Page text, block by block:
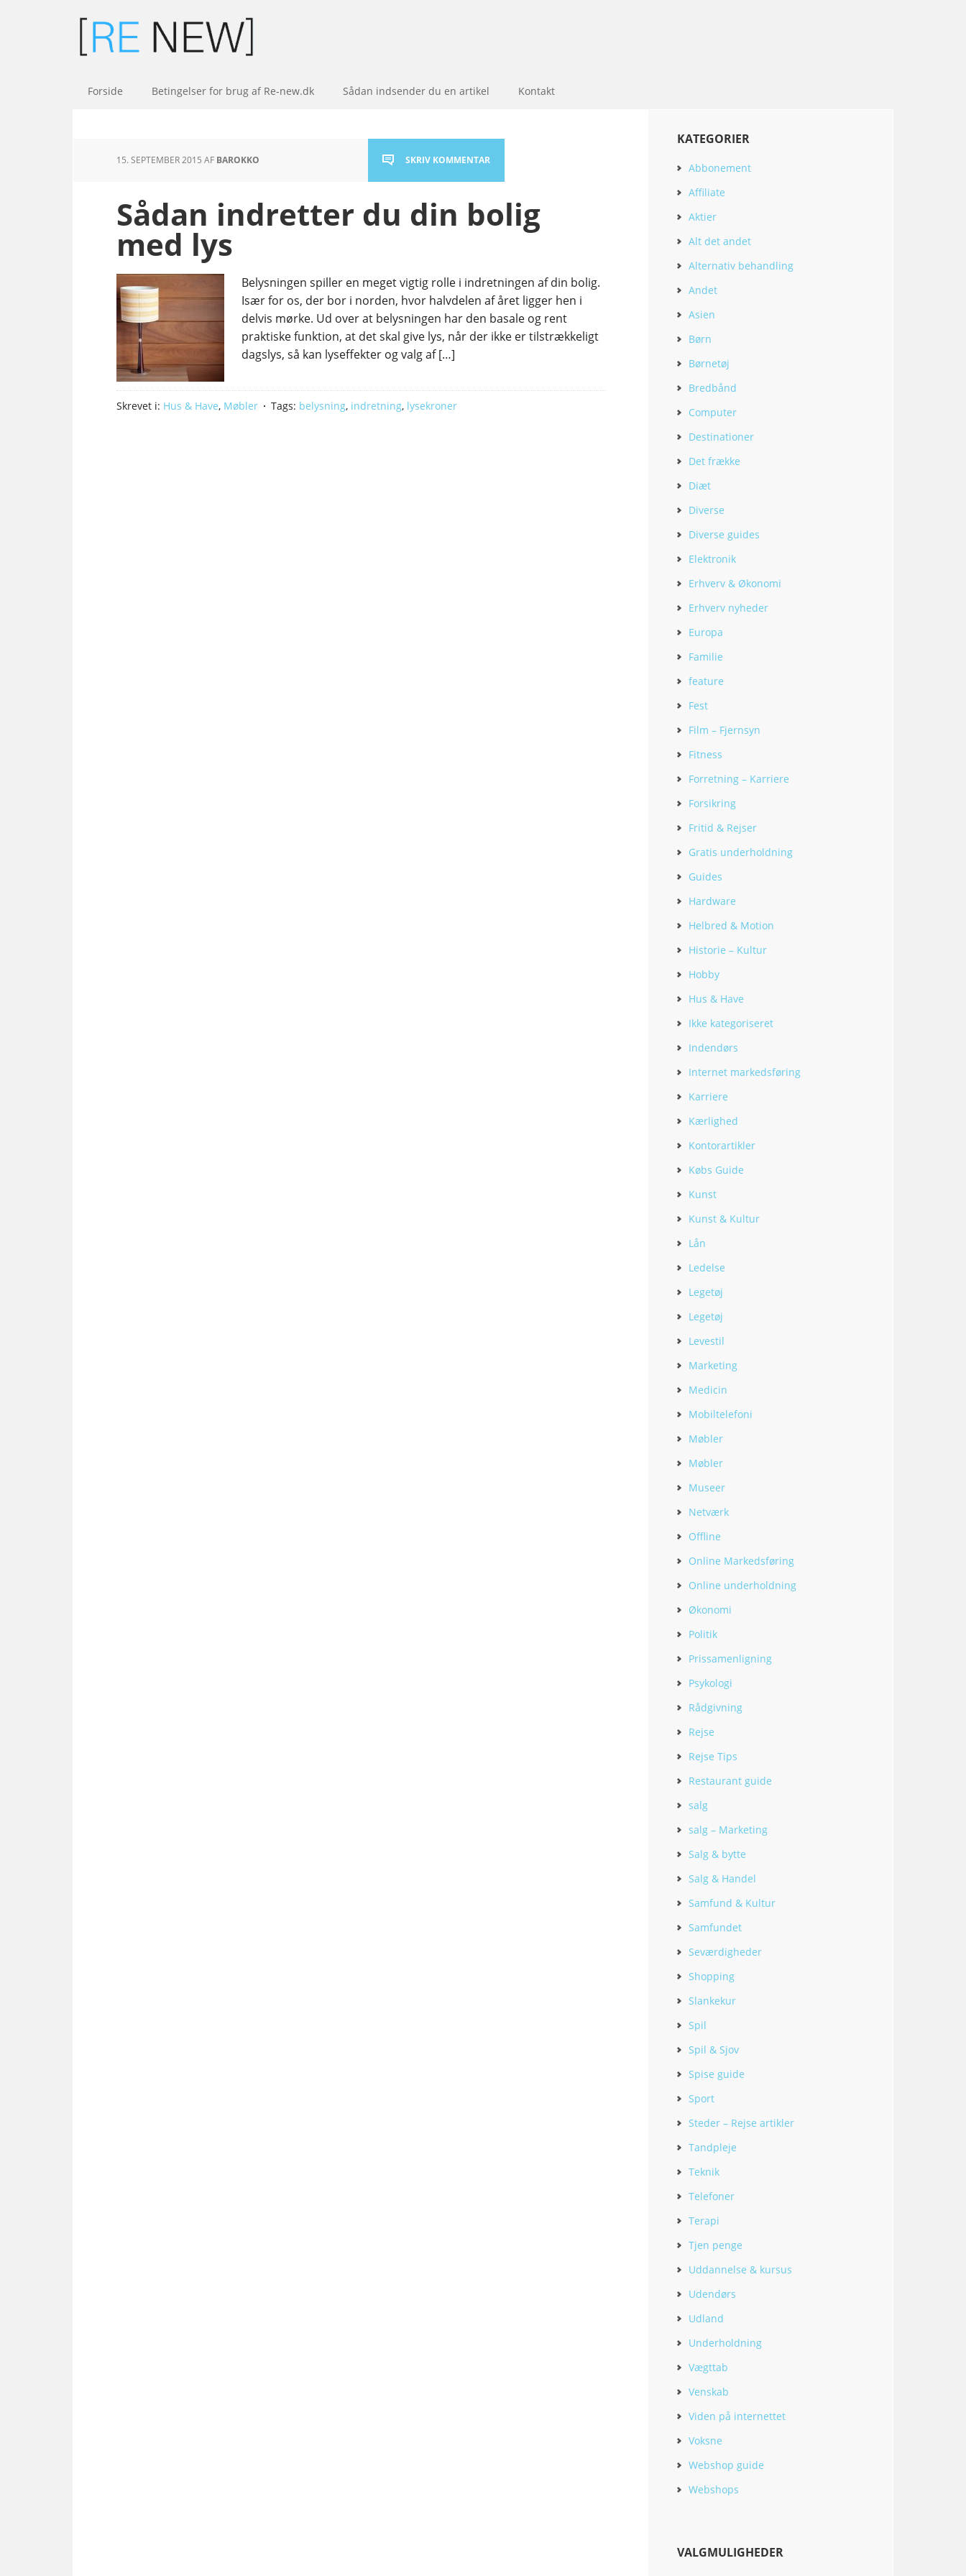
Forside Betingelser for brug af Re-new.dk Sådan indsender du en artikel Kontakt
15. SEPTEMBER 2015 AF BAROKKO SKRIV KOMMENTAR
Sådan indretter du din bolig
med lys
Belysningen spiller en meget vigtig rolle i indretningen af din bolig.
Især for os, der bor i norden, hvor halvdelen af året ligger hen i
delvis mørke. Ud over at belysningen har den basale og rent
praktiske funktion, at det skal give lys, når der ikke er tilstrækkeligt
dagslys, så kan lyseffekter og valg af […]
Skrevet i: Hus & Have, Møbler Tags: belysning, indretning, lysekroner
KATEGORIER
Abbonement
Affiliate
Aktier
Alt det andet
Alternativ behandling
Andet
Asien
Børn
Børnetøj
Bredbånd
Computer
Destinationer
Det frække
Diæt
Diverse
Diverse guides
Elektronik
Erhverv & Økonomi
Erhverv nyheder
Europa
Familie
feature
Fest
Film – Fjernsyn
Fitness
Forretning – Karriere
Forsikring
Fritid & Rejser
Gratis underholdning
Guides
Hardware
Helbred & Motion
Historie – Kultur
Hobby
Hus & Have
Ikke kategoriseret
Indendørs
Internet markedsføring
Karriere
Kærlighed
Kontorartikler
Købs Guide
Kunst
Kunst & Kultur
Lån
Ledelse
Legetøj
Legetøj
Levestil
Marketing
Medicin
Mobiltelefoni
Møbler
Møbler
Museer
Netværk
Offline
Online Markedsføring
Online underholdning
Økonomi
Politik
Prissamenligning
Psykologi
Rådgivning
Rejse
Rejse Tips
Restaurant guide
salg
salg – Marketing
Salg & bytte
Salg & Handel
Samfund & Kultur
Samfundet
Seværdigheder
Shopping
Slankekur
Spil
Spil & Sjov
Spise guide
Sport
Steder – Rejse artikler
Tandpleje
Teknik
Telefoner
Terapi
Tjen penge
Uddannelse & kursus
Udendørs
Udland
Underholdning
Vægttab
Venskab
Viden på internettet
Voksne
Webshop guide
Webshops
VALGMULIGHEDER